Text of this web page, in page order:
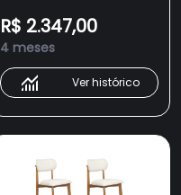
R$ 2.347,00
4 meses
Ver histórico